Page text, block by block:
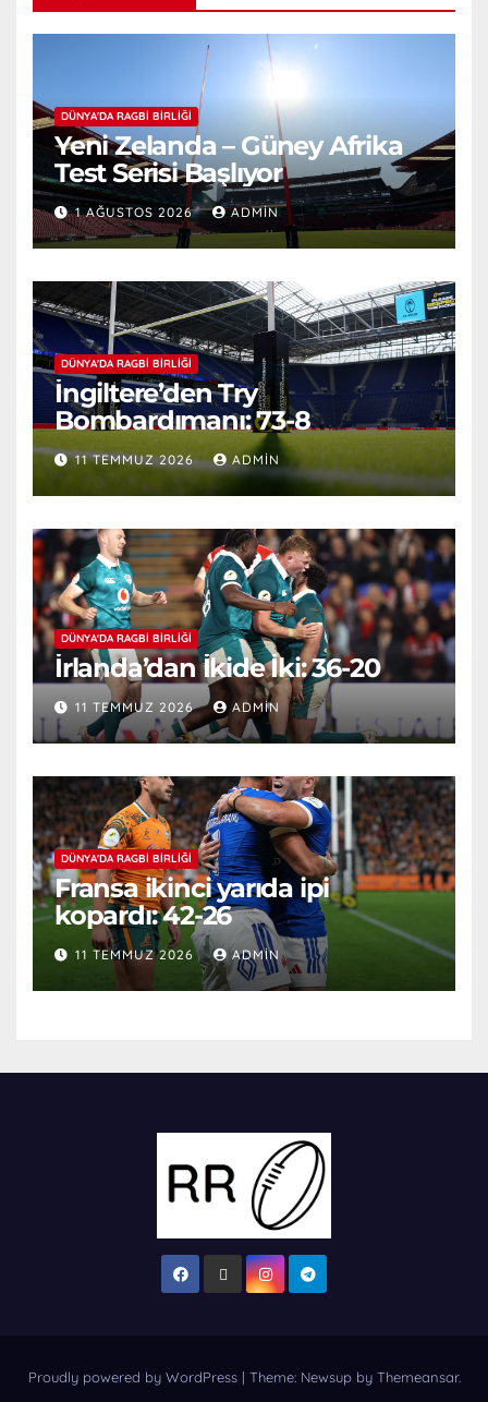
DÜNYA'DA RAGBI BIRLIĞI
Yeni Zelanda – Güney Afrika
Test Serisi Başlıyor
1 AĞUSTOS 2026 ADMIN
DÜNYA'DA RAGBI BIRLIĞI
İngiltere’den Try
Bombardımanı: 73-8
11 TEMMUZ 2026 ADMIN
DÜNYA'DA RAGBI BIRLIĞI
İrlanda’dan İkide İki: 36-20
11 TEMMUZ 2026 ADMIN
DÜNYA'DA RAGBI BIRLIĞI
Fransa ikinci yarıda ipi
kopardı: 42-26
11 TEMMUZ 2026 ADMIN
Proudly powered by WordPress | Theme: Newsup by Themeansar.